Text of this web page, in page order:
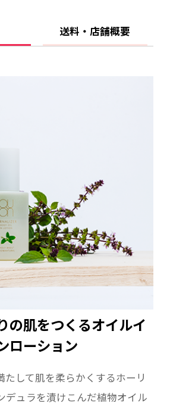
送料・店舗概要
の肌をつくるオイルイ
ローション
たして肌を柔らかくするホーリ
デュラを漬けこんだ植物オイル